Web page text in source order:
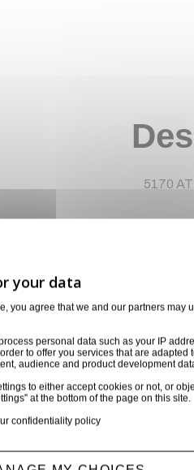
5170
6 autres
you agree that we and our partners
personal data such as your IP
to offer you services that are
audience and product development
to either accept cookies or not, or
at the bottom of the page on this site.
confidentiality policy